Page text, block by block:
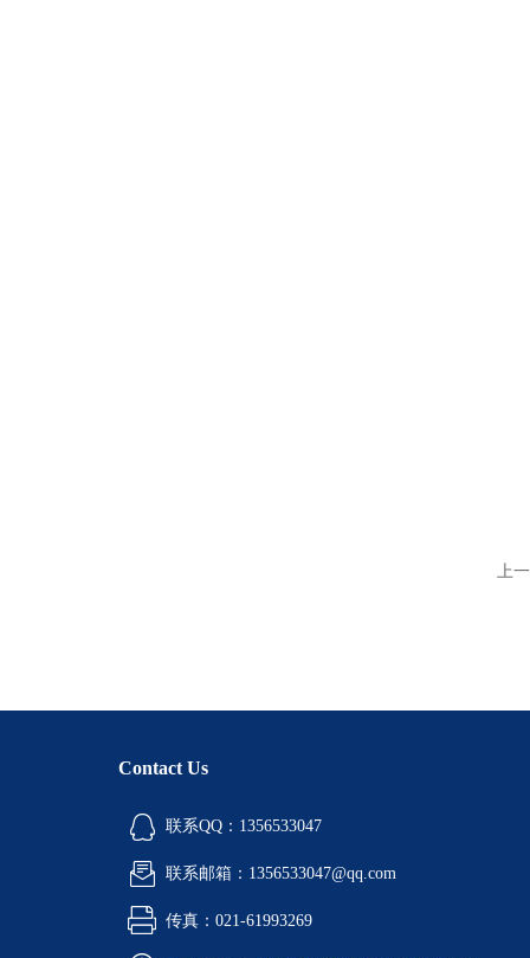
上
Contact Us
联系QQ：1356533047
联系邮箱：1356533047@qq.com
传真：021-61993269